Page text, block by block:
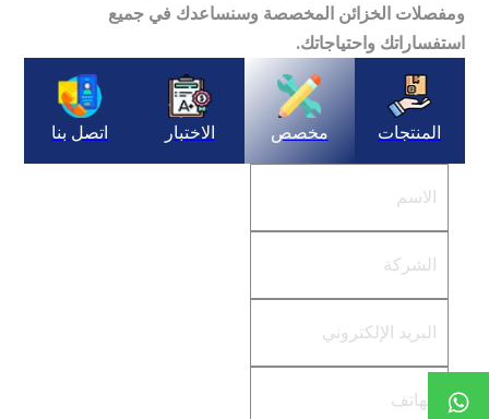
ومفصلات الخزائن المخصصة وسنساعدك في جميع
استفساراتك واحتياجاتك.
المنتجات مخصص الاختبار اتصل بنا